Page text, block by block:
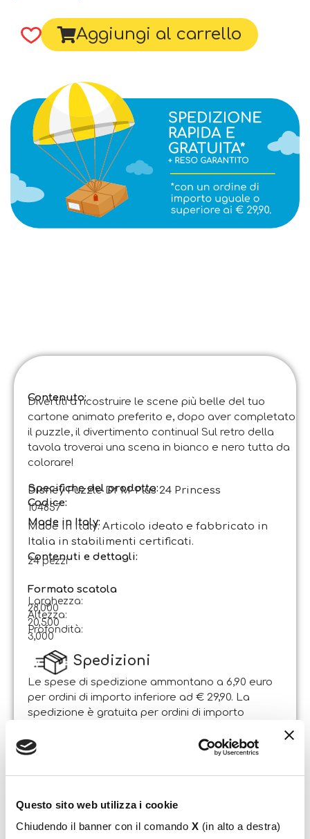
Questo sito web utilizza i cookie
Chiudendo il banner con il comando X (in alto a destra)
Aggiungi al carrello
Contenuto:
Divertiti a ricostruire le scene più belle del tuo
cartone animato preferito e, dopo aver completato
il puzzle, il divertimento continua! Sul retro della
tavola troverai una scena in bianco e nero tutta da
colorare!
Specifiche del prodotto:
Disney Puzzle Df M-Plus 24 Princess
Codice:
104857
Made in Italy:
Made in Italy. Articolo ideato e fabbricato in
Italia in stabilimenti certificati.
Contenuti e dettagli:
24 pezzi
Formato scatola
Larghezza:
28,000
Altezza:
20,500
Profondità:
3,000
Spedizioni
Le spese di spedizione ammontano a 6,90 euro
per ordini di importo inferiore ad € 29,90. La
spedizione è gratuita per ordini di importo
Il pacco sarà spedito entro 1-2 giorni lavorativi
Il Cliente può esercitare il diritto di recesso entro e